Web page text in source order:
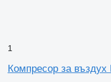
1
Компресор за